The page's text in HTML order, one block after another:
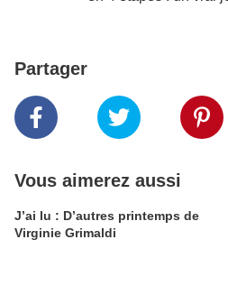
Partager
Vous aimerez aussi
J’ai lu : D’autres printemps de
Virginie Grimaldi